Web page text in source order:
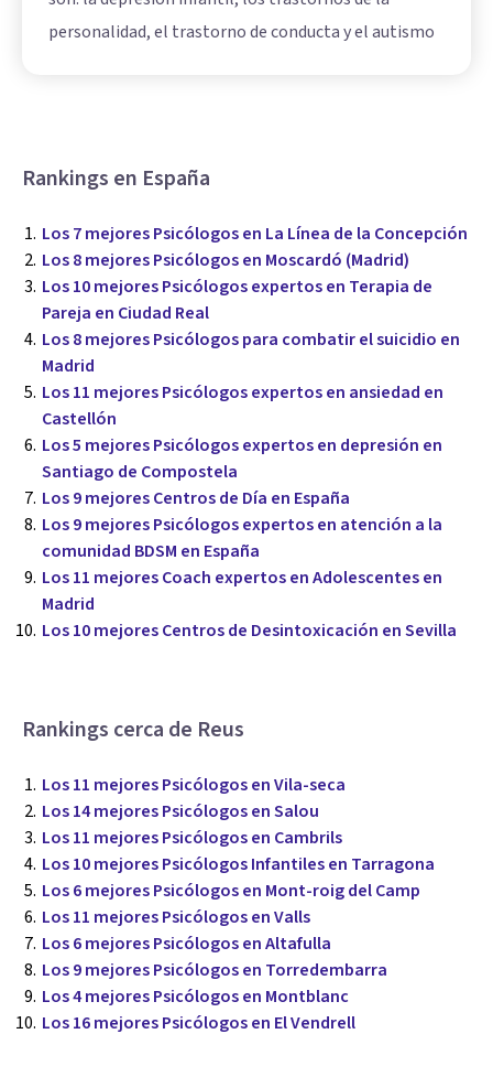
personalidad, el trastorno de conducta y el autismo
Rankings en España
Los 7 mejores Psicólogos en La Línea de la Concepción
Los 8 mejores Psicólogos en Moscardó (Madrid)
Los 10 mejores Psicólogos expertos en Terapia de
Pareja en Ciudad Real
Los 8 mejores Psicólogos para combatir el suicidio en
Madrid
Los 11 mejores Psicólogos expertos en ansiedad en
Castellón
Los 5 mejores Psicólogos expertos en depresión en
Santiago de Compostela
Los 9 mejores Centros de Día en España
Los 9 mejores Psicólogos expertos en atención a la
comunidad BDSM en España
Los 11 mejores Coach expertos en Adolescentes en
Madrid
Los 10 mejores Centros de Desintoxicación en Sevilla
Rankings cerca de Reus
Los 11 mejores Psicólogos en Vila-seca
Los 14 mejores Psicólogos en Salou
Los 11 mejores Psicólogos en Cambrils
Los 10 mejores Psicólogos Infantiles en Tarragona
Los 6 mejores Psicólogos en Mont-roig del Camp
Los 11 mejores Psicólogos en Valls
Los 6 mejores Psicólogos en Altafulla
Los 9 mejores Psicólogos en Torredembarra
Los 4 mejores Psicólogos en Montblanc
Los 16 mejores Psicólogos en El Vendrell